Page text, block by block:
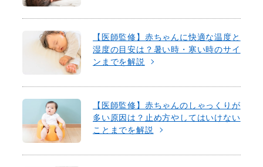
【医師監修】赤ちゃんに快適な温度と
湿度の目安は？暑い時・寒い時のサイ
ンまでを解説
【医師監修】赤ちゃんのしゃっくりが
多い原因は？止め方やしてはいけない
ことまでを解説